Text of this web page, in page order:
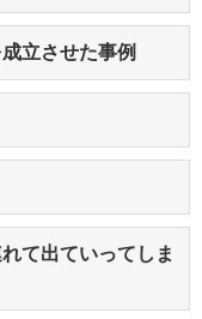
立させた事例
て出ていってしま